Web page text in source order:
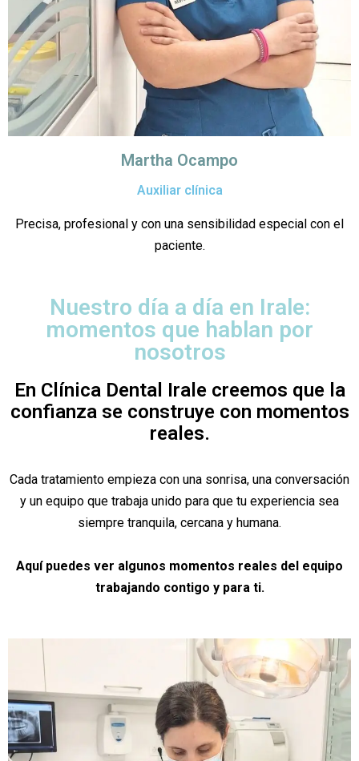
Martha Ocampo
Auxiliar clínica
Precisa, profesional y con una sensibilidad especial con el
paciente.
Nuestro día a día en Irale:
momentos que hablan por
nosotros
En Clínica Dental Irale creemos que la
confianza se construye con momentos
reales.
Cada tratamiento empieza con una sonrisa, una conversación
y un equipo que trabaja unido para que tu experiencia sea
siempre tranquila, cercana y humana.
Aquí puedes ver algunos momentos reales del equipo
trabajando contigo y para ti.